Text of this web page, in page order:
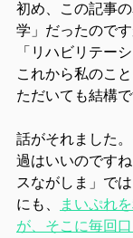
初め、この記事
学」だったので
「リハビリテー
これから私のこ
ただいても結構
話がそれました
過はいいのです
スながしま」で
にも、 まいぷれ
が、そこに毎回